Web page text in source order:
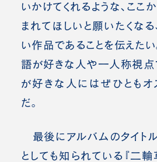
いかけてくれるような、ここ
まれてほしいと願いたくな
い作品であることを伝えたい
語が好きな人や一人称視点
が好きな人にはぜひともオ
だ。
最後にアルバムのタイト
としても知られている『二